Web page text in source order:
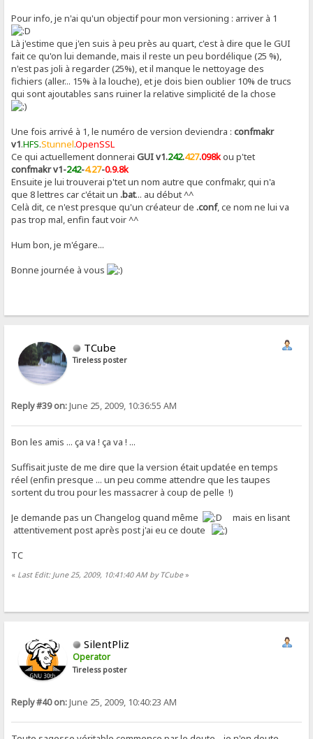
Pour info, je n'ai qu'un objectif pour mon versioning : arriver à 1
Là j'estime que j'en suis à peu près au quart, c'est à dire que le GUI
fait ce qu'on lui demande, mais il reste un peu bordélique (25 %),
n'est pas joli à regarder (25%), et il manque le nettoyage des
fichiers (aller... 15% à la louche), et je dois bien oublier 10% de trucs
qui sont ajoutables sans ruiner la relative simplicité de la chose
Une fois arrivé à 1, le numéro de version deviendra :confmakr
v1.HFS.Stunnel.OpenSSL
Ce qui actuellement donneraiGUI v1.242.427.098kou p'tet
confmakr v1-242-4.27-0.9.8k
Ensuite je lui trouverai p'tet un nom autre que confmakr, qui n'a
que 8 lettres car c'était un.bat... au début ^^
Celà dit, ce n'est presque qu'un créateur de.conf, ce nom ne lui va
pas trop mal, enfin faut voir ^^
Hum bon, je m'égare...
Bonne journée à vous
TCube
Tireless poster
Reply #39 on:June 25, 2009, 10:36:55 AM
Bon les amis ... ça va ! ça va ! ...
Suffisait juste de me dire que la version était updatée en temps
réel (enfin presque ... un peu comme attendre que les taupes
sortent du trou pour les massacrer à coup de pelle !)
Je demande pas un Changelog quand même
mais en lisant
attentivement post après post j'ai eu ce doute
TC
« Last Edit: June 25, 2009, 10:41:40 AM by TCube»
SilentPliz
Operator
Tireless poster
Reply #40 on:June 25, 2009, 10:40:23 AM